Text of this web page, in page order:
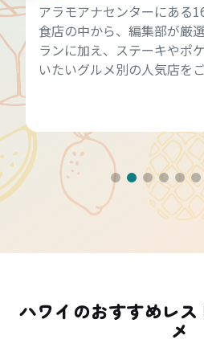
アラモアナセンターにある
食店の中から、編集部が厳
ランに加え、ステーキやポ
いたいグルメ別の人気店を
ハワイのおすすめレ
メ